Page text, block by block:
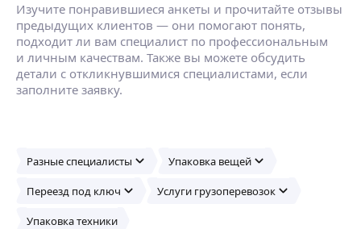
Изучите понравившиеся анкеты и прочитайте отзывы
предыдущих клиентов — они помогают понять,
подходит ли вам специалист по профессиональным
и личным качествам. Также вы можете обсудить
детали с откликнувшимися специалистами, если
заполните заявку.
Разные специалисты Упаковка вещей
Переезд под ключ Услуги грузоперевозок
Упаковка техники